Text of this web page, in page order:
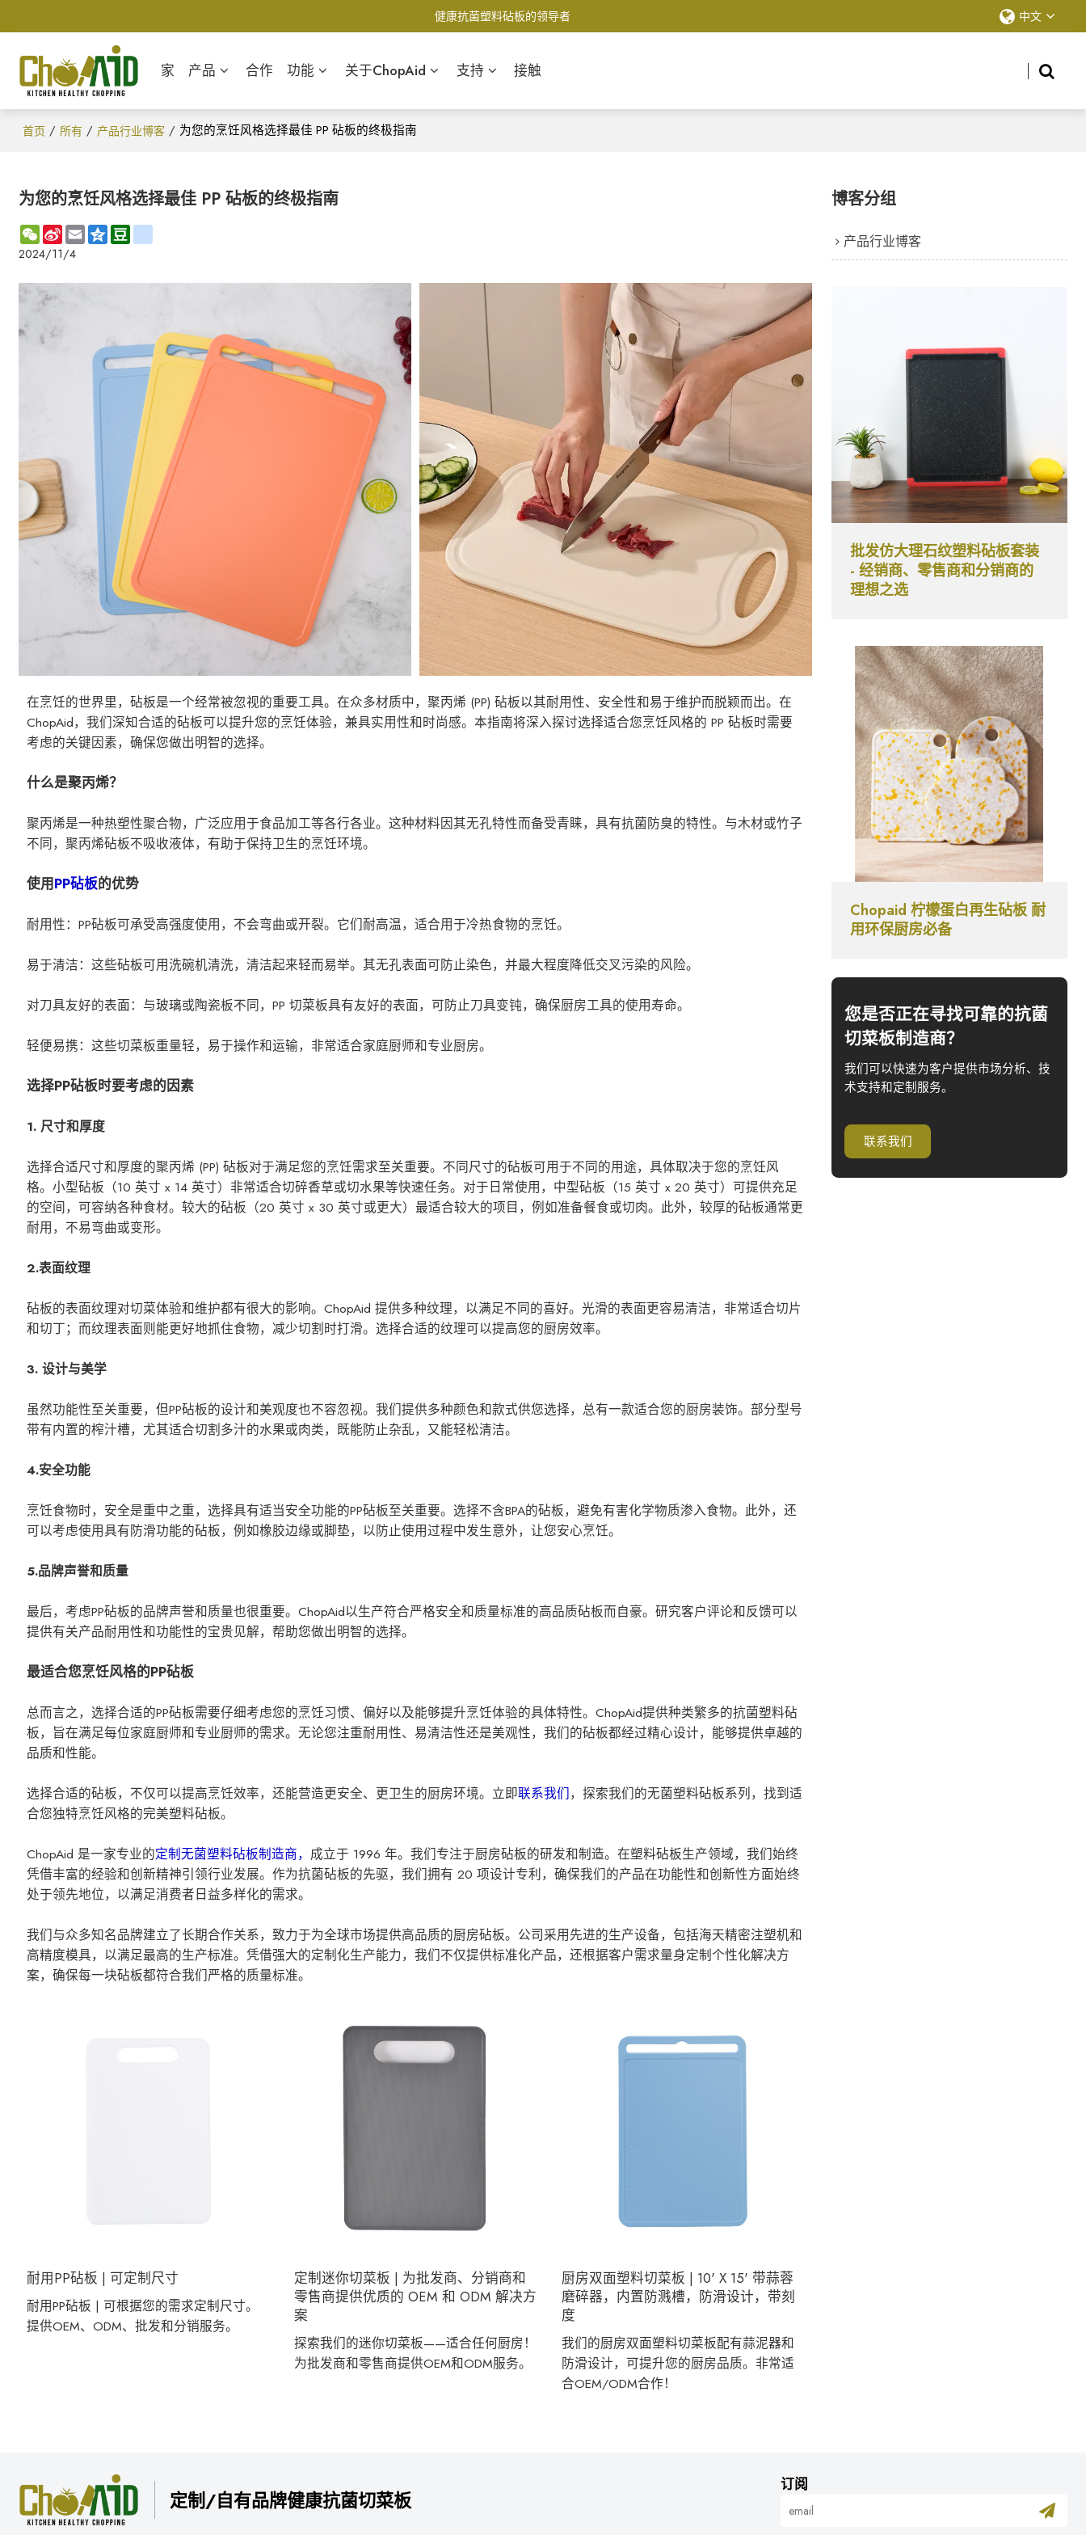
健康抗菌塑料砧板的领导者 中文
家 产品 合作 功能 关于ChopAid 支持 接触
首页 / 所有 / 产品行业博客 / 为您的烹饪风格选择最佳 PP 砧板的终极指南
为您的烹饪风格选择最佳 PP 砧板的终极指南
WeChat
Sina
Weibo
EmailQzoneDouban
2024/11/4
在烹饪的世界里，砧板是一个经常被忽视的重要工具。在众多材质中，聚丙烯 (PP) 砧板以其耐用性、安全性和易于维护而脱颖而出。在
ChopAid，我们深知合适的砧板可以提升您的烹饪体验，兼具实用性和时尚感。本指南将深入探讨选择适合您烹饪风格的 PP 砧板时需要
考虑的关键因素，确保您做出明智的选择。
什么是聚丙烯？
聚丙烯是一种热塑性聚合物，广泛应用于食品加工等各行各业。这种材料因其无孔特性而备受青睐，具有抗菌防臭的特性。与木材或竹子
不同，聚丙烯砧板不吸收液体，有助于保持卫生的烹饪环境。
使用PP砧板的优势
耐用性：PP砧板可承受高强度使用，不会弯曲或开裂。它们耐高温，适合用于冷热食物的烹饪。
易于清洁：这些砧板可用洗碗机清洗，清洁起来轻而易举。其无孔表面可防止染色，并最大程度降低交叉污染的风险。
对刀具友好的表面：与玻璃或陶瓷板不同，PP 切菜板具有友好的表面，可防止刀具变钝，确保厨房工具的使用寿命。
轻便易携：这些切菜板重量轻，易于操作和运输，非常适合家庭厨师和专业厨房。
选择PP砧板时要考虑的因素
1. 尺寸和厚度
选择合适尺寸和厚度的聚丙烯 (PP) 砧板对于满足您的烹饪需求至关重要。不同尺寸的砧板可用于不同的用途，具体取决于您的烹饪风
格。小型砧板（10 英寸 x 14 英寸）非常适合切碎香草或切水果等快速任务。对于日常使用，中型砧板（15 英寸 x 20 英寸）可提供充足
的空间，可容纳各种食材。较大的砧板（20 英寸 x 30 英寸或更大）最适合较大的项目，例如准备餐食或切肉。此外，较厚的砧板通常更
耐用，不易弯曲或变形。
2.表面纹理
砧板的表面纹理对切菜体验和维护都有很大的影响。ChopAid 提供多种纹理，以满足不同的喜好。光滑的表面更容易清洁，非常适合切片
和切丁；而纹理表面则能更好地抓住食物，减少切割时打滑。选择合适的纹理可以提高您的厨房效率。
3. 设计与美学
虽然功能性至关重要，但PP砧板的设计和美观度也不容忽视。我们提供多种颜色和款式供您选择，总有一款适合您的厨房装饰。部分型号
带有内置的榨汁槽，尤其适合切割多汁的水果或肉类，既能防止杂乱，又能轻松清洁。
4.安全功能
烹饪食物时，安全是重中之重，选择具有适当安全功能的PP砧板至关重要。选择不含BPA的砧板，避免有害化学物质渗入食物。此外，还
可以考虑使用具有防滑功能的砧板，例如橡胶边缘或脚垫，以防止使用过程中发生意外，让您安心烹饪。
5.品牌声誉和质量
最后，考虑PP砧板的品牌声誉和质量也很重要。ChopAid以生产符合严格安全和质量标准的高品质砧板而自豪。研究客户评论和反馈可以
提供有关产品耐用性和功能性的宝贵见解，帮助您做出明智的选择。
最适合您烹饪风格的PP砧板
总而言之，选择合适的PP砧板需要仔细考虑您的烹饪习惯、偏好以及能够提升烹饪体验的具体特性。ChopAid提供种类繁多的抗菌塑料砧
板，旨在满足每位家庭厨师和专业厨师的需求。无论您注重耐用性、易清洁性还是美观性，我们的砧板都经过精心设计，能够提供卓越的
品质和性能。
选择合适的砧板，不仅可以提高烹饪效率，还能营造更安全、更卫生的厨房环境。立即联系我们，探索我们的无菌塑料砧板系列，找到适
合您独特烹饪风格的完美塑料砧板。
ChopAid 是一家专业的定制无菌塑料砧板制造商， 成立于 1996 年。我们专注于厨房砧板的研发和制造。在塑料砧板生产领域，我们始终
凭借丰富的经验和创新精神引领行业发展。作为抗菌砧板的先驱，我们拥有 20 项设计专利，确保我们的产品在功能性和创新性方面始终
处于领先地位，以满足消费者日益多样化的需求。
我们与众多知名品牌建立了长期合作关系，致力于为全球市场提供高品质的厨房砧板。公司采用先进的生产设备，包括海天精密注塑机和
高精度模具，以满足最高的生产标准。凭借强大的定制化生产能力，我们不仅提供标准化产品，还根据客户需求量身定制个性化解决方
案，确保每一块砧板都符合我们严格的质量标准。
耐用PP砧板 | 可定制尺寸
耐用PP砧板 | 可根据您的需求定制尺寸。
提供OEM、ODM、批发和分销服务。
定制迷你切菜板 | 为批发商、分销商和
零售商提供优质的 OEM 和 ODM 解决方
案
探索我们的迷你切菜板——适合任何厨房！
为批发商和零售商提供OEM和ODM服务。
厨房双面塑料切菜板 | 10' X 15' 带蒜蓉
磨碎器，内置防溅槽，防滑设计，带刻
度
我们的厨房双面塑料切菜板配有蒜泥器和
防滑设计，可提升您的厨房品质。非常适
合OEM/ODM合作！
博客分组
产品行业博客
批发仿大理石纹塑料砧板套装
- 经销商、零售商和分销商的
理想之选
Chopaid 柠檬蛋白再生砧板 耐
用环保厨房必备
您是否正在寻找可靠的抗菌
切菜板制造商？
我们可以快速为客户提供市场分析、技
术支持和定制服务。
联系我们
定制/自有品牌健康抗菌切菜板
订阅